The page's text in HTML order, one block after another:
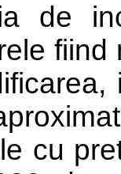
de
fiind
cu